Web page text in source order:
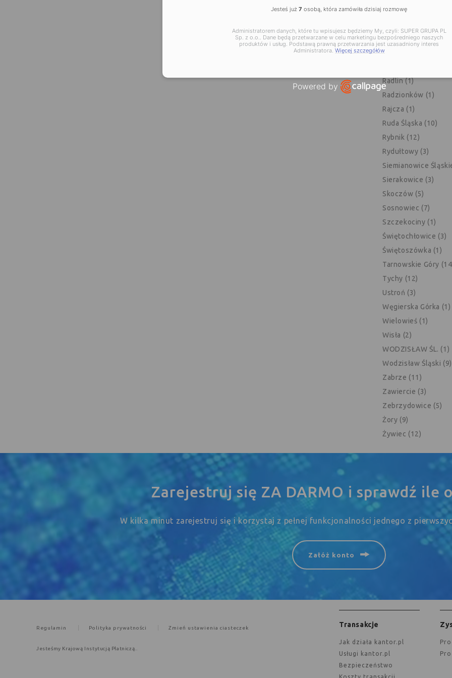
Pszczyna (6)
Pyrzowice (1)
Pyskowice (5)
Radlin (1)
Radzionków (1)
Rajcza (1)
Ruda Śląska (10)
Rybnik (12)
Rydułtowy (3)
Siemianowice
Sierakowice (3)
Skoczów (5)
Sosnowiec (7)
Szczekociny (1)
Świętochłowice (3)
Świętoszówka (1)
Tarnowskie Góry
Tychy (12)
Ustroń (3)
Węgierska Górka (1)
Wielowieś (1)
Wisła (2)
WODZISŁAW ŚL. (1)
Wodzisław Śląski (9)
Zabrze (11)
Zawiercie (3)
Zebrzydowice (5)
Żory (9)
Żywiec (12)
Zarejestruj się ZA DARMO i sprawdź ile
W kilka minut zarejestruj się i korzystaj z pełnej funkcjonalności jednego z
Załóż konto
Regulamin Polityka prywatności Zmień ustawienia ciasteczek
Jesteśmy Krajową Instytucją Płatniczą..
Transakcje
jak działa kantor.pl
Usługi kantor.pl
Bezpieczeństwo
Jesteś już 7 osobą, która zamówiła dzisiaj rozmowę
Administratorem danych, które tu wpisujesz będziemy My, czyli: SUPER GRUPA PL
Sp. z o.o.. Dane będą przetwarzane w celu marketingu bezpośredniego naszych
produktów i usług. Podstawą prawną przetwarzania jest uzasadniony interes
Administratora. Więcej szczegółów
Powered by
Open link in new window